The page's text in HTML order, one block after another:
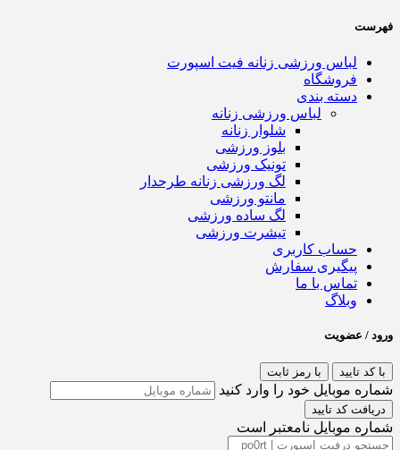
فهرست
لباس ورزشی زنانه فیت اسپورت
فروشگاه
دسته بندی
لباس ورزشی زنانه
شلوار زنانه
بلوز ورزشی
تونیک ورزشی
لگ ورزشی زنانه طرحدار
مانتو ورزشی
لگ ساده ورزشی
تیشرت ورزشی
حساب کاربری
پیگیری سفارش
تماس با ما
وبلاگ
ورود / عضویت
با کد تایید با رمز ثابت
شماره موبایل خود را وارد کنید
دریافت کد تایید
شماره موبایل نامعتبر است